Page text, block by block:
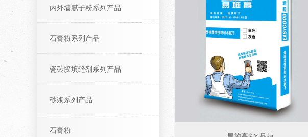
内外墙腻子粉系列产品
石膏粉系列产品
瓷砖胶填缝剂系列产品
砂浆系列产品
石膏粉